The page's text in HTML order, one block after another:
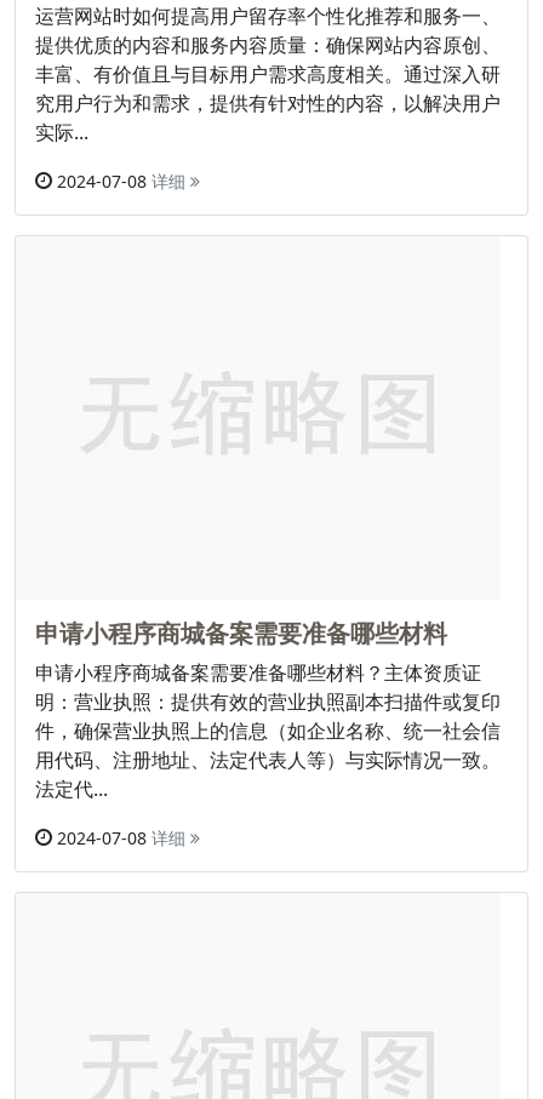
运营网站时如何提高用户留存率个性化推荐和服务一、
提供优质的内容和服务内容质量：确保网站内容原创、
丰富、有价值且与目标用户需求高度相关。通过深入研
究用户行为和需求，提供有针对性的内容，以解决用户
实际...
2024-07-08 详细
申请小程序商城备案需要准备哪些材料
申请小程序商城备案需要准备哪些材料？主体资质证
明：营业执照：提供有效的营业执照副本扫描件或复印
件，确保营业执照上的信息（如企业名称、统一社会信
用代码、注册地址、法定代表人等）与实际情况一致。
法定代...
2024-07-08 详细